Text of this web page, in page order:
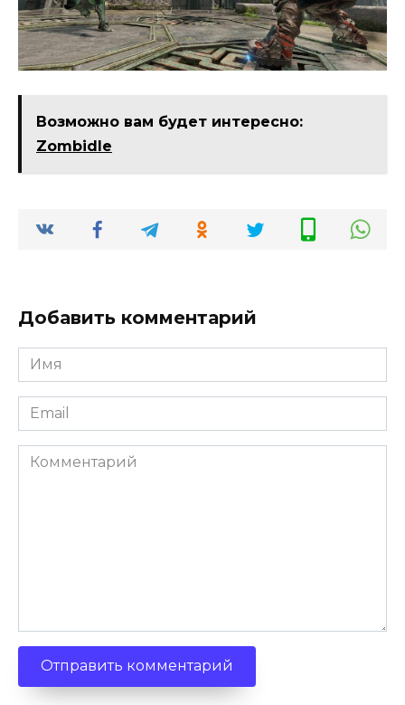
Возможно вам будет интересно:
Zombidle
Добавить комментарий
Имя
*
Email
*
Комментарий